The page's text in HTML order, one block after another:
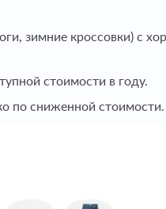
зимние кроссовки) с
стоимости в году.
по сниженной стоимости.